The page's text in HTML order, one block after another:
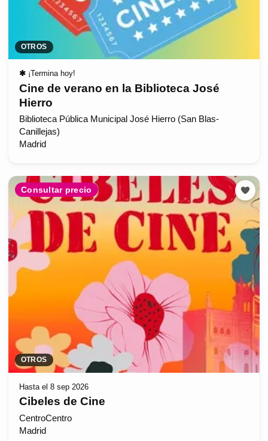
OTROS
✱ ¡Termina hoy!
Cine de verano en la Biblioteca José
Hierro
Biblioteca Pública Municipal José Hierro (San Blas-
Canillejas)
Madrid
Consultar precio
OTROS
Hasta el 8 sep 2026
Cibeles de Cine
CentroCentro
Madrid